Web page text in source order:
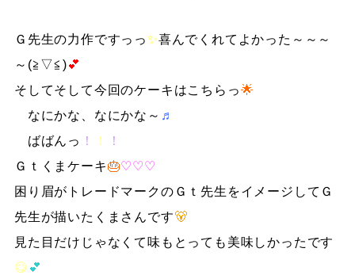
Ｇ先生の力作ですっっ✨喜んでくれてよかった～～～
～(≧▽≦)💕
そしてそして今回のケーキはこちらっ🌟
なにかな、なにかな～ ♬
ばばんっ ！ ！
！
Ｇｔくまケーキ🎂♡♡♡
困り眉がトレードマークのＧｔ先生をイメージしてＧ
先生が描いたくまさんです🐻
見た目だけじゃなくて味もとっても美味しかったです
😋 💕